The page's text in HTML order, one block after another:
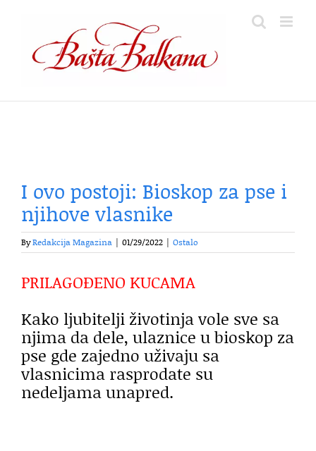
content
I ovo postoji: Bioskop za pse i
njihove vlasnike
ByRedakcija Magazina 01/29/2022 Ostalo
PRILAGOĐENO KUCAMA
Kako ljubitelji životinja vole sve sa
njima da dele, ulaznice u bioskop za
pse gde zajedno uživaju sa
vlasnicima rasprodate su
nedeljama unapred.